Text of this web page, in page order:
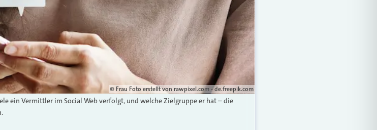
© Frau Foto erstellt von rawpixel.com - de.freepik.com
ein Vermittler im Social Web verfolgt, und welche Zielgruppe er hat – die